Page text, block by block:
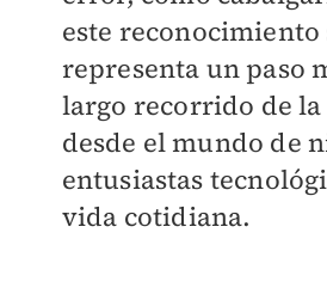
este reconocimiento
representa un paso
largo recorrido de
desde el mundo de
entusiastas
vida cotidiana.